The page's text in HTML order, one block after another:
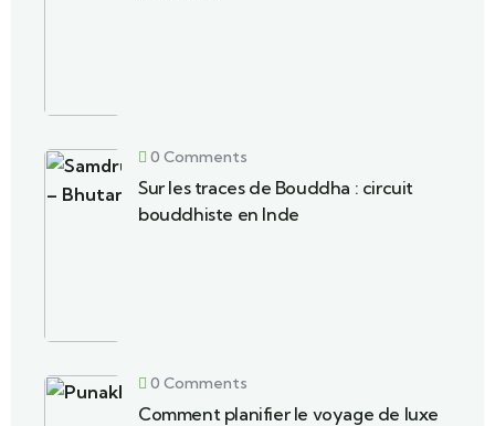
0 Comments
Sur les traces de Bouddha : circuit
bouddhiste en Inde
0 Comments
Comment planifier le voyage de luxe